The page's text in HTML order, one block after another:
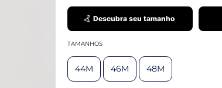
Descubra seu tamanho
TAMANHOS
44M 46M 48M